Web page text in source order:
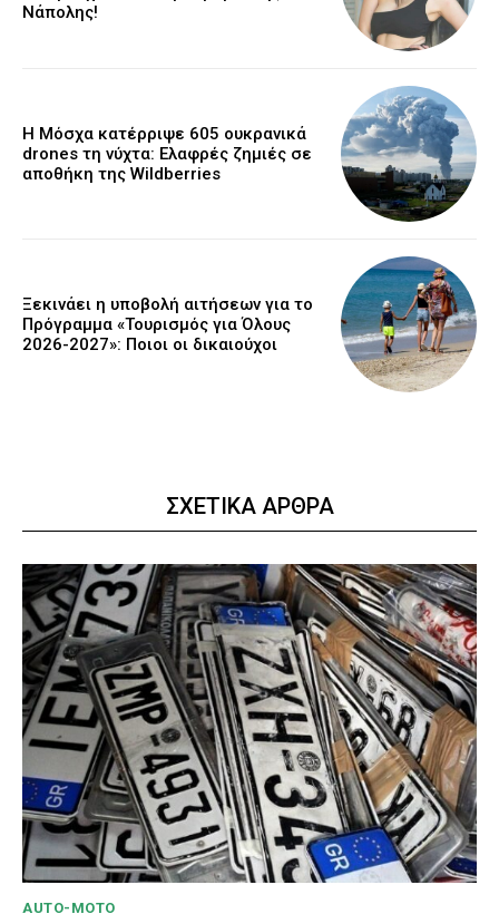
Νάπολης!
Η Μόσχα κατέρριψε 605 ουκρανικά
drones τη νύχτα: Ελαφρές ζημιές σε
αποθήκη της Wildberries
Ξεκινάει η υποβολή αιτήσεων για το
Πρόγραμμα «Τουρισμός για Όλους
2026-2027»: Ποιοι οι δικαιούχοι
ΣΧΕΤΙΚΑ ΑΡΘΡΑ
AUTO-MOTO